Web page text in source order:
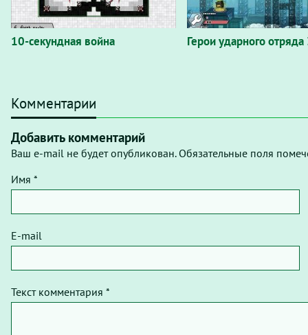
10-секундная война Герои ударного отряда
Комментарии
Добавить комментарий
Ваш e-mail не будет опубликован. Обязательные поля
Имя *
E-mail
Текст комментария *